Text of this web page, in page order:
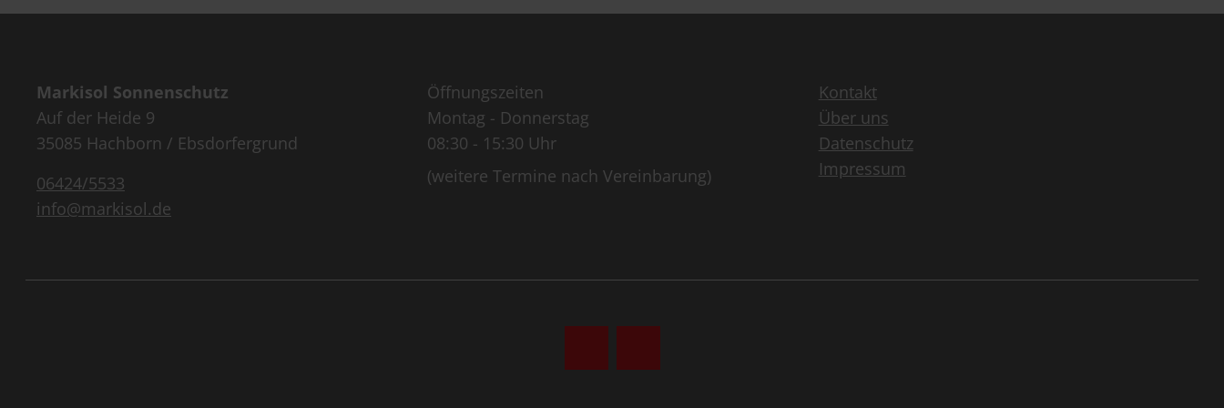
Markisol Sonnenschutz
Auf der Heide 9
35085 Hachborn / Ebsdorfergrund
06424/5533
info@markisol.de
Öffnungszeiten
Montag - Donnerstag
08:30 - 15:30 Uhr
(weitere Termine nach Vereinbarung)
Kontakt
Über uns
Datenschutz
Impressum